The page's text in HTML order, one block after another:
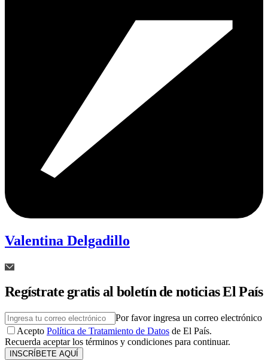
Valentina Delgadillo
Regístrate gratis al boletín de noticias El País
Por favor ingresa un correo electrónico
Acepto Política de Tratamiento de Datos de El País.
Recuerda aceptar los términos y condiciones para continuar.
INSCRÍBETE AQUÍ